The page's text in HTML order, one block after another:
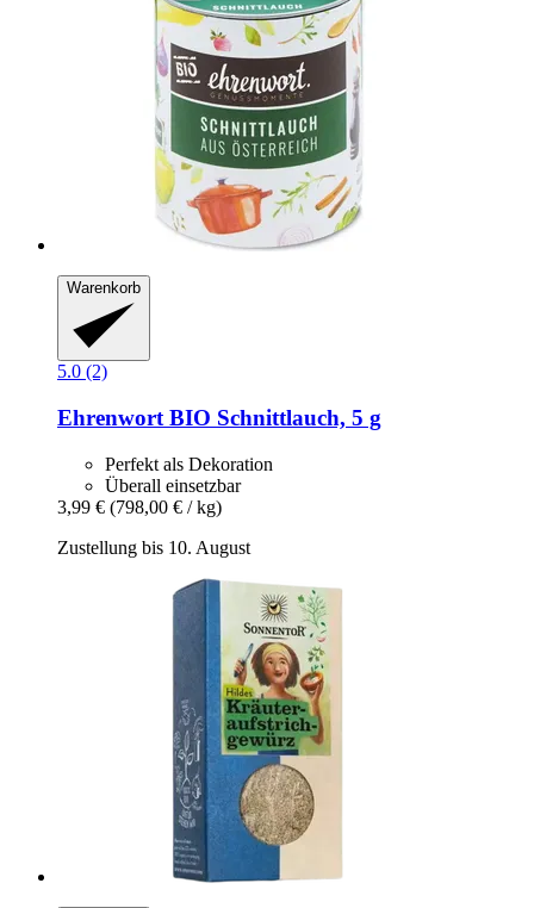
Warenkorb
5.0 (2)
Ehrenwort BIO Schnittlauch, 5 g
Perfekt als Dekoration
Überall einsetzbar
3,99 € (798,00 € / kg)
Zustellung bis 10. August